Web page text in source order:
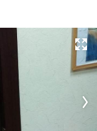
Развернуть